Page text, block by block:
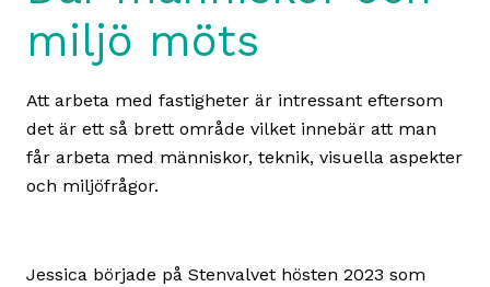
miljö möts
Att arbeta med fastigheter är intressant eftersom
det är ett så brett område vilket innebär att man
får arbeta med människor, teknik, visuella aspekter
och miljöfrågor.
Jessica började på Stenvalvet hösten 2023 som